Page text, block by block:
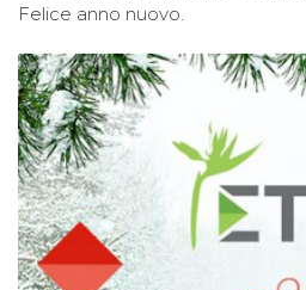
Felice anno nuovo.